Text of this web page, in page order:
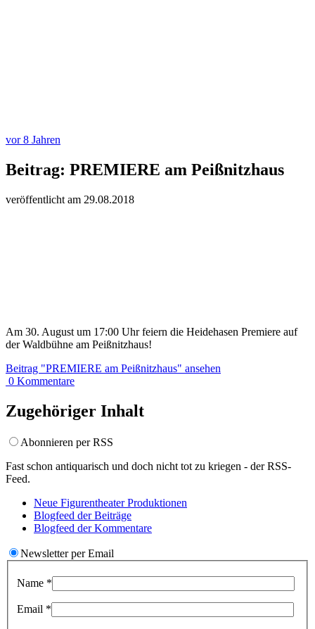
vor 8 Jahren
Beitrag: PREMIERE am Peißnitzhaus
veröffentlicht am 29.08.2018
Am 30. August um 17:00 Uhr feiern die Heidehasen Premiere auf
der Waldbühne am Peißnitzhaus!
Beitrag "PREMIERE am Peißnitzhaus" ansehen
0 Kommentare
Zugehöriger Inhalt
Abonnieren per RSS
Fast schon antiquarisch und doch nicht tot zu kriegen - der RSS-
Feed.
Neue FigurentheaterProduktionen
Blogfeed derBeiträge
Blogfeed derKommentare
Newsletter per Email
Name *
Email *